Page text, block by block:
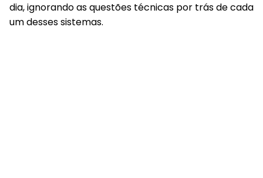
dia, ignorando as questões técnicas por trás de cada
um desses sistemas.